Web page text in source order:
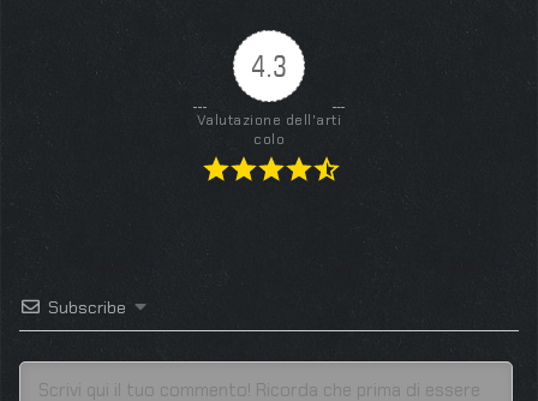
4.3
Valutazione dell'arti
colo
Subscribe